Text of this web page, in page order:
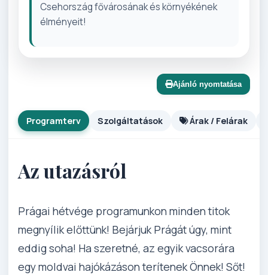
Csehország fővárosának és környékének
élményeit!
Ajánló nyomtatása
Programterv Szolgáltatások Árak / Felárak
Az utazásról
Prágai hétvége programunkon minden titok
megnyílik előttünk! Bejárjuk Prágát úgy, mint
eddig soha! Ha szeretné, az egyik vacsorára
egy moldvai hajókázáson terítenek Önnek! Sőt!